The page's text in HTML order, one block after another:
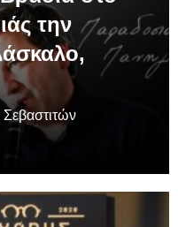
την
Σεβαστιτών